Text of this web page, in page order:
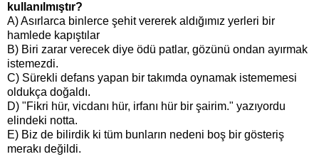
kullanılmıştır?
A) Asırlarca binlerce şehit vererek aldığımız yerleri bir
hamlede kapıştılar
B) Biri zarar verecek diye ödü patlar, gözünü ondan ayırmak
istemezdi.
C) Sürekli defans yapan bir takımda oynamak istememesi
oldukça doğaldı.
D) "Fikri hür, vicdanı hür, irfanı hür bir şairim." yazıyordu
elindeki notta.
E) Biz de bilirdik ki tüm bunların nedeni boş bir gösteriş
merakı değildi.